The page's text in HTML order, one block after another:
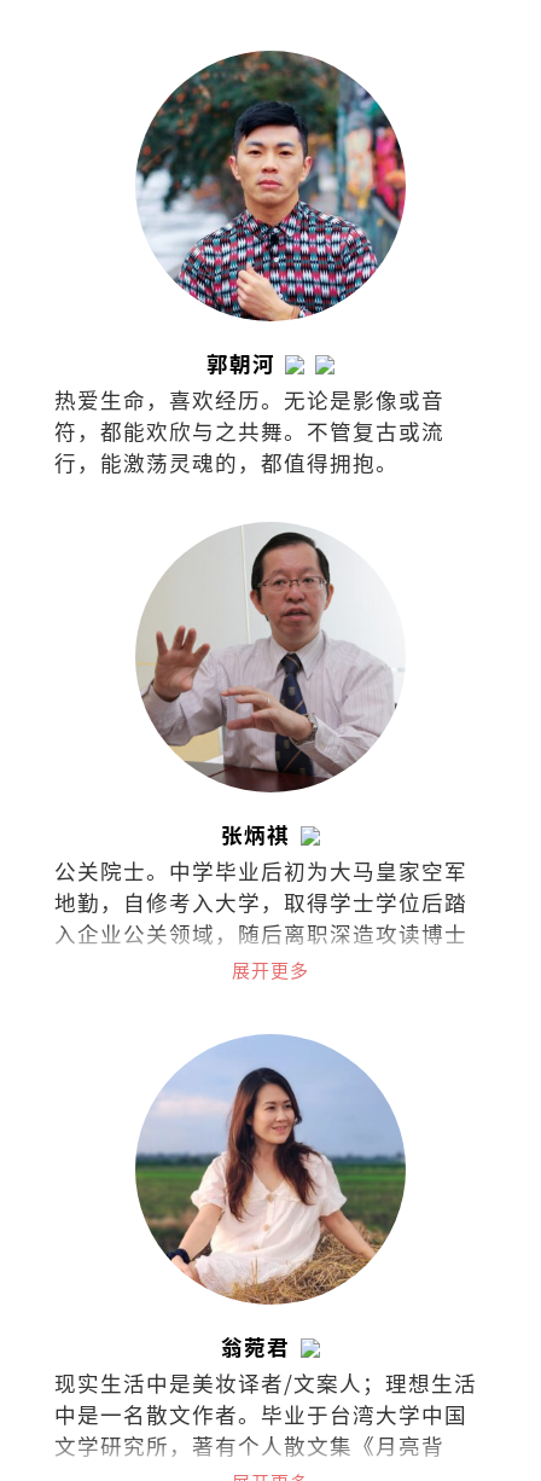
郭朝河
热爱生命，喜欢经历。无论是影像或音
符，都能欢欣与之共舞。不管复古或流
行，能激荡灵魂的，都值得拥抱。
张炳祺
公关院士。中学毕业后初为大马皇家空军
地勤，自修考入大学，取得学士学位后踏
入企业公关领域，随后离职深造攻读博士
学位并投身学术界。2022年荣休于国立大
士导师，同时在泰莱大学推动积极老龄化
项目。著有《1/3人生哲学：公关小品60
展开更多
翁菀君
现实生活中是美妆译者/文案人；理想生活
中是一名散文作者。毕业于台湾大学中国
文学研究所，著有个人散文集《月亮背